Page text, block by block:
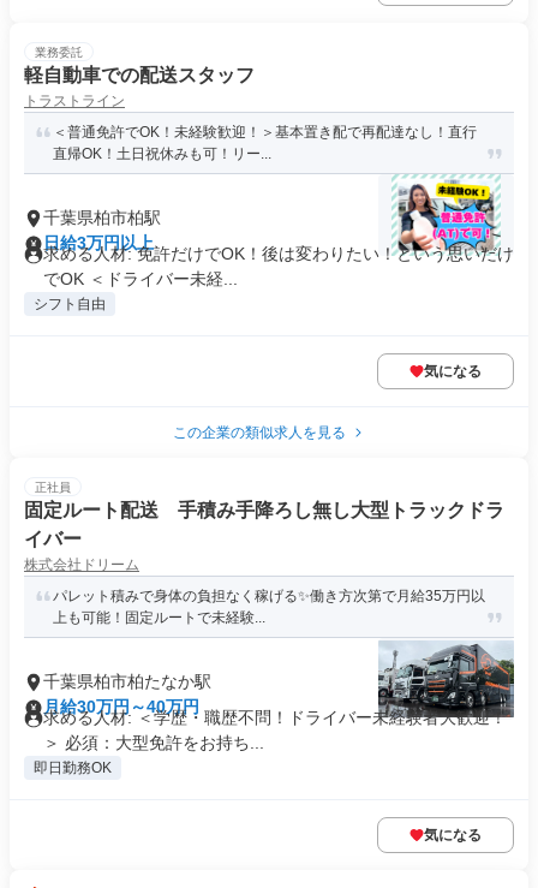
業務委託
軽自動車での配送スタッフ
トラストライン
＜普通免許でOK！未経験歓迎！＞基本置き配で再配達なし！直行
直帰OK！土日祝休みも可！リー...
千葉県柏市柏駅
日給3万円以上
求める人材: 免許だけでOK！後は変わりたい！という思いだけ
でOK ＜ドライバー未経...
シフト自由
気になる
この企業の類似求人を見る
正社員
固定ルート配送 手積み手降ろし無し大型トラックドラ
イバー
株式会社ドリーム
パレット積みで身体の負担なく稼げる✨働き方次第で月給35万円以
上も可能！固定ルートで未経験...
千葉県柏市柏たなか駅
月給30万円～40万円
求める人材: ＜学歴・職歴不問！ドライバー未経験者大歓迎！
＞ 必須：大型免許をお持ち...
即日勤務OK
気になる